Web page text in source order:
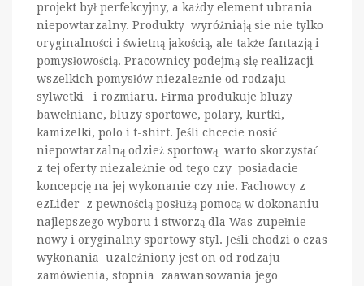
projekt był perfekcyjny, a każdy element ubrania
niepowtarzalny. Produkty wyróżniają sie nie tylko
oryginalności i świetną jakością, ale także fantazją i
pomysłowością. Pracownicy podejmą się realizacji
wszelkich pomysłów niezależnie od rodzaju
sylwetki i rozmiaru. Firma produkuje bluzy
bawełniane, bluzy sportowe, polary, kurtki,
kamizelki, polo i t-shirt. Jeśli chcecie nosić
niepowtarzalną odzież sportową warto skorzystać
z tej oferty niezależnie od tego czy posiadacie
koncepcję na jej wykonanie czy nie. Fachowcy z
ezLider z pewnością posłużą pomocą w dokonaniu
najlepszego wyboru i stworzą dla Was zupełnie
nowy i oryginalny sportowy styl. Jeśli chodzi o czas
wykonania uzależniony jest on od rodzaju
zamówienia, stopnia zaawansowania jego